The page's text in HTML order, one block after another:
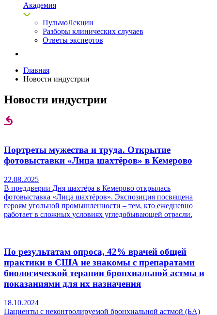
Академия
ПульмоЛекции
Разборы клинических случаев
Ответы экспертов
Главная
Новости индустрии
Новости индустрии
Портреты мужества и труда. Открытие
фотовыставки «Лица шахтёров» в Кемерово
22.08.2025
В преддверии Дня шахтёра в Кемерово открылась
фотовыставка «Лица шахтёров». Экспозиция посвящена
героям угольной промышленности – тем, кто ежедневно
работает в сложных условиях угледобывающей отрасли.
По результатам опроса, 42% врачей общей
практики в США не знакомы с препаратами
биологической терапии бронхиальной астмы и
показаниями для их назначения
18.10.2024
Пациенты с неконтролируемой бронхиальной астмой (БА)